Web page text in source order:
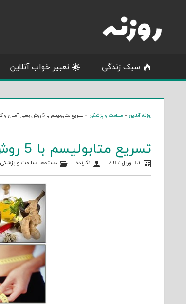
content
سبک زندگی تعبیر خواب آنلاین
روزنه آنلاین » سلامت و پزشکی » تسریع متابولیسم با 5 روش بسیار آسان و کارآمد
تسریع متابولیسم با 5 روش بسیار آسان و کارآمد
13 آوریل 2017 نگارنده دسته‌ها:سلامت و پزشکی